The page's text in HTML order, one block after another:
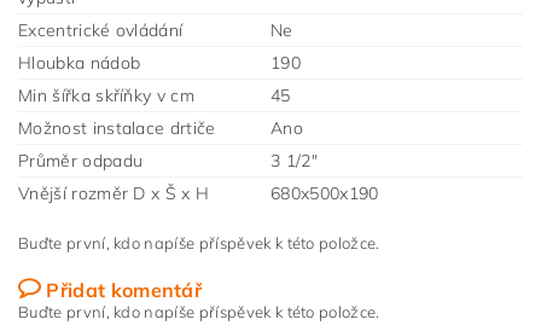
Excentrické ovládání
Ne
Hloubka nádob
190
Min šířka skříňky v cm
45
Možnost instalace drtiče
Ano
Průměr odpadu
3 1/2"
Vnější rozměr D x Š x H
680x500x190
Buďte první, kdo napíše příspěvek k této položce.
Přidat komentář
Buďte první, kdo napíše příspěvek k této položce.